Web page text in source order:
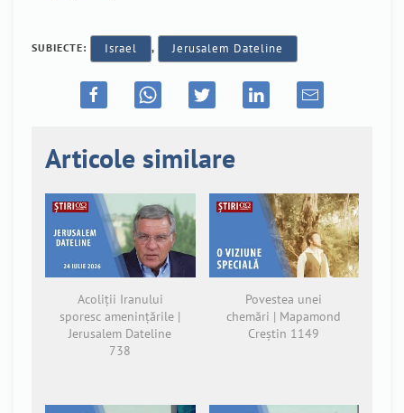
SUBIECTE: Israel , Jerusalem Dateline
Articole similare
Acoliții Iranului
sporesc amenințările |
Jerusalem Dateline
738
Povestea unei
chemări | Mapamond
Creștin 1149